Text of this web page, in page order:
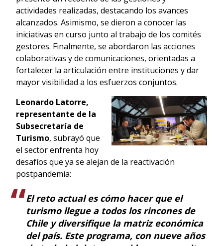
actividades realizadas, destacando los avances
alcanzados. Asimismo, se dieron a conocer las
iniciativas en curso junto al trabajo de los comités
gestores. Finalmente, se abordaron las acciones
colaborativas y de comunicaciones, orientadas a
fortalecer la articulación entre instituciones y dar
mayor visibilidad a los esfuerzos conjuntos.
Leonardo Latorre,
representante de la
Subsecretaría de
Turismo, subrayó que
el sector enfrenta hoy
desafíos que ya se alejan de la reactivación
postpandemia:
El reto actual es cómo hacer que el
turismo llegue a todos los rincones de
Chile y diversifique la matriz económica
del país. Este programa, con nueve años